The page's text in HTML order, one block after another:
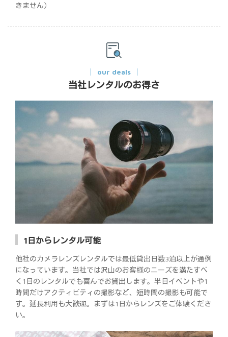
きません）
our deals
当社レンタルのお得さ
1日からレンタル可能
他社のカメラレンズレンタルでは最低貸出日数3泊以上が通例
になっています。当社では沢山のお客様のニーズを満たすべ
く1日のレンタルでも喜んでお貸出します。半日イベントや1
時間だけアクティビティの撮影など、短時間の撮影も可能で
す。延長利用も大歓迎。まずは1日からレンズをご体験くださ
い。